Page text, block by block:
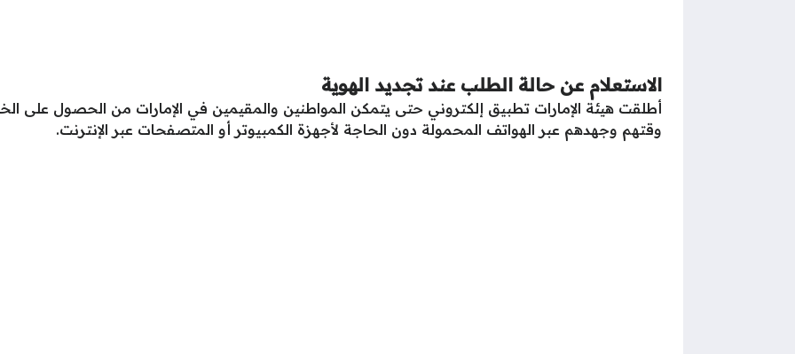
الاستعلام عن حالة الطلب عند تجديد الهوية
أطلقت هيئة الإمارات تطبيق إلكتروني حتى يتمكن المواطنين والمقيمين في الإمارات من الحصول على
وقتهم وجهدهم عبر الهواتف المحمولة دون الحاجة لأجهزة الكمبيوتر أو المتصفحات عبر الإنترنت.